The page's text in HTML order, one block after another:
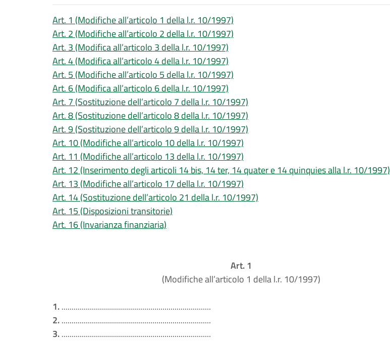
Art. 1 (Modifiche all’articolo 1 della l.r. 10/1997)
Art. 2 (Modifiche all’articolo 2 della l.r. 10/1997)
Art. 3 (Modifica all’articolo 3 della l.r. 10/1997)
Art. 4 (Modifica all’articolo 4 della l.r. 10/1997)
Art. 5 (Modifiche all’articolo 5 della l.r. 10/1997)
Art. 6 (Modifica all’articolo 6 della l.r. 10/1997)
Art. 7 (Sostituzione dell’articolo 7 della l.r. 10/1997)
Art. 8 (Sostituzione dell’articolo 8 della l.r. 10/1997)
Art. 9 (Sostituzione dell’articolo 9 della l.r. 10/1997)
Art. 10 (Modifiche all’articolo 10 della l.r. 10/1997)
Art. 11 (Modifiche all’articolo 13 della l.r. 10/1997)
Art. 12 (Inserimento degli articoli 14 bis, 14 ter, 14 quater e 14 quinquies alla l.r. 10/1997)
Art. 13 (Modifiche all’articolo 17 della l.r. 10/1997)
Art. 14 (Sostituzione dell’articolo 21 della l.r. 10/1997)
Art. 15 (Disposizioni transitorie)
Art. 16 (Invarianza finanziaria)
Art. 1
(Modifiche all’articolo 1 della l.r. 10/1997)
1...........................................................................
2...........................................................................
3...........................................................................